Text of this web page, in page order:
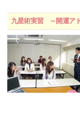
九星術実習 ～開運ア